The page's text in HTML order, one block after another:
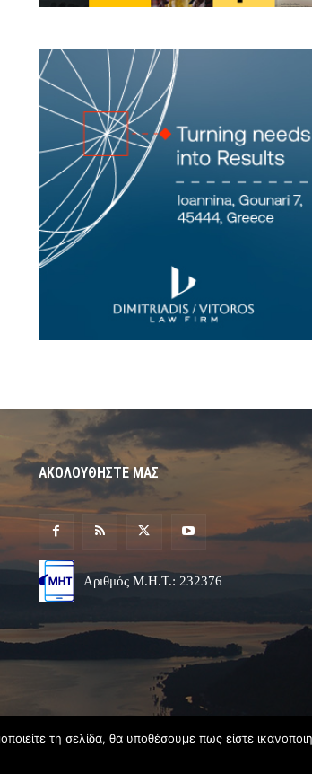
ΑΚΟΛΟΥΘΗΣΤΕ ΜΑΣ
Αριθμός Μ.Η.Τ.: 232376
τη σελίδα, θα υποθέσουμε πως είστε